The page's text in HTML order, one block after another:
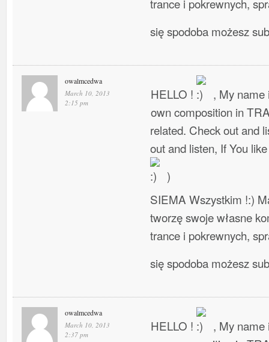
trance i pokrewnych,
się spodoba możesz
owalmcedwa
March 10, 2013
2:15 pm
HELLO !
, My name
own composition in
related. Check out and
out and listen, If You
)
SIEMA Wszystkim !:)
tworzę swoje własne
trance i pokrewnych,
się spodoba możesz
owalmcedwa
March 10, 2013
2:37 pm
HELLO !
, My name